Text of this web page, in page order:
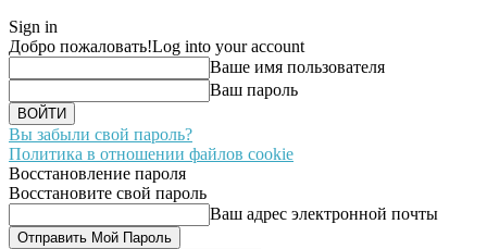
Sign in
Добро пожаловать!Log into your account
Ваше имя пользователя
Ваш пароль
Вы забыли свой пароль?
Политика в отношении файлов cookie
Восстановление пароля
Восстановите свой пароль
Ваш адрес электронной почты